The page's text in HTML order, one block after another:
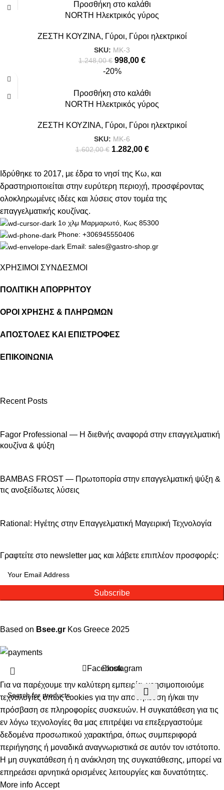
Προσθήκη στο καλάθι
NORTH Ηλεκτρικός γύρος
ΖΕΣΤΗ ΚΟΥΖΙΝΑ, Γύροι, Γύροι ηλεκτρικοί
SKU: MK-3
1.248,00€ 998,00 €
-20%
Προσθήκη στο καλάθι
NORTH Ηλεκτρικός γύρος
ΖΕΣΤΗ ΚΟΥΖΙΝΑ, Γύροι, Γύροι ηλεκτρικοί
SKU: MK-6
1.602,00€ 1.282,00 €
Ιδρύθηκε το 2017, με έδρα το νησί της Κω, και
δραστηριοποιείται στην ευρύτερη περιοχή, προσφέροντας
ολοκληρωμένες ιδέες και λύσεις στον τομέα της
επαγγελματικής κουζίνας.
1ο χλμ Μαρμαρωτό, Κως 85300
Phone: +306945550406
Email: sales@gastro-shop.gr
ΧΡΗΣΙΜΟΙ ΣΥΝΔΕΣΜΟΙ
ΠΟΛΙΤΙΚΗ ΑΠΟΡΡΗΤΟΥ
ΟΡΟΙ ΧΡΗΣΗΣ & ΠΛΗΡΩΜΩΝ
ΑΠΟΣΤΟΛΕΣ ΚΑΙ ΕΠΙΣΤΡΟΦΕΣ
ΕΠΙΚΟΙΝΩΝΙΑ
Recent Posts
Fagor Professional — Η διεθνής αναφορά στην επαγγελματική
κουζίνα & ψύξη
BAMBAS FROST — Πρωτοπορία στην επαγγελματική ψύξη &
τις ανοξείδωτες λύσεις
Rational: Ηγέτης στην Επαγγελματική Μαγειρική Τεχνολογία
Γραφτείτε στο newsletter μας και λάβετε επιπλέον προσφορές:
Subscribe
Based on Bsee.gr Kos Greece 2025
FacebookInstagram
Για να παρέχουμε την καλύτερη εμπειρία, χρησιμοποιούμε
τεχνολογίες όπως cookies για την αποθήκευση ή/και την
πρόσβαση σε πληροφορίες συσκευών. Η συγκατάθεση για τις
εν λόγω τεχνολογίες θα μας επιτρέψει να επεξεργαστούμε
δεδομένα προσωπικού χαρακτήρα, όπως συμπεριφορά
περιήγησης ή μοναδικά αναγνωριστικά σε αυτόν τον ιστότοπο.
Η μη συγκατάθεση ή η ανάκληση της συγκατάθεσης, μπορεί να
επηρεάσει αρνητικά ορισμένες λειτουργίες και δυνατότητες.
More info Accept